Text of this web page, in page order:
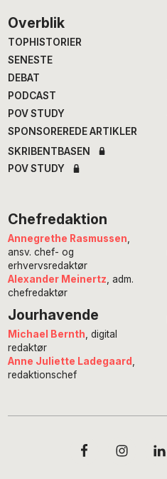
Footer
Overblik
TOPHISTORIER
SENESTE
DEBAT
PODCAST
POV STUDY
SPONSOREREDE ARTIKLER
SKRIBENTBASEN
POV STUDY
Chefredaktion
Annegrethe Rasmussen
ansv. chef- og
erhvervsredaktør
Alexander Meinertz , adm.
chefredaktør
Jourhavende
Michael Bernth , digital
redaktør
Anne Juliette Ladegaard
redaktionschef